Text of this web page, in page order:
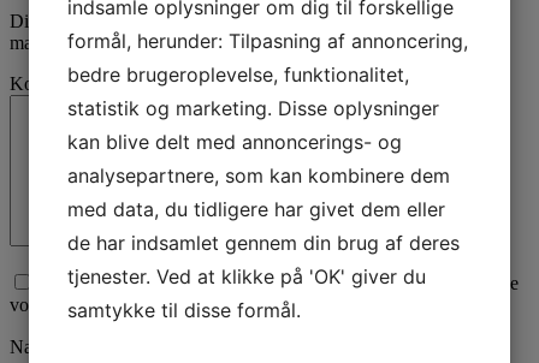
Din e-mailadresse vil ikke blive publiceret. Krævede felter er
markeret med*
Kommentar
Afkryds for samtykke til, at vi behandler den data du sender. Se
vores
privatlivspolitikher.
Navn
indsamle oplysninger om dig til forskellige
formål, herunder: Tilpasning af annoncering,
bedre brugeroplevelse, funktionalitet,
statistik og marketing. Disse oplysninger
kan blive delt med annoncerings- og
analysepartnere, som kan kombinere dem
med data, du tidligere har givet dem eller
de har indsamlet gennem din brug af deres
tjenester. Ved at klikke på 'OK' giver du
samtykke til disse formål.